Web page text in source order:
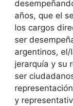
años, que el
los cargos
ser
argentinos,
jerarquía y su
ser
y